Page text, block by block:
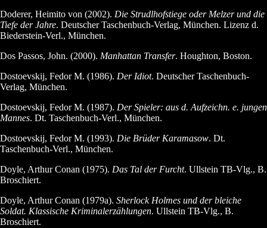
Doderer, Heimito von (2002). Die Strudlhofstiege oder Melzer und die
Tiefe der Jahre. Deutscher Taschenbuch-Verlag, München. Lizenz d.
Biederstein-Verl., München.
Dos Passos, John. (2000). Manhattan Transfer. Houghton, Boston.
Dostoevskij, Fedor M. (1986). Der Idiot. Deutscher Taschenbuch-
Verlag, München.
Dostoevskij, Fedor M. (1987). Der Spieler: aus d. Aufzeichn. e. jungen
Mannes. Dt. Taschenbuch-Verl., München.
Dostoevskij, Fedor M. (1993). Die Brüder Karamasow. Dt.
Taschenbuch-Verl., München.
Doyle, Arthur Conan (1975). Das Tal der Furcht. Ullstein TB-Vlg., B.
Broschiert.
Doyle, Arthur Conan (1979a). Sherlock Holmes und der bleiche
Soldat. Klassische Kriminalerzählungen. Ullstein TB-Vlg., B.
Broschiert.